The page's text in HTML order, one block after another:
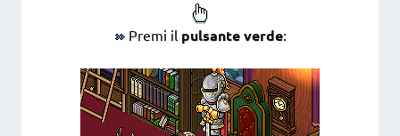
Premi il pulsante verde: